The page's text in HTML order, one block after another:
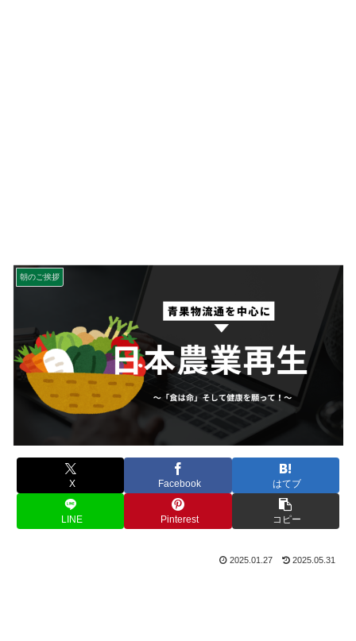
朝のご挨拶
X Facebook はてブ
LINE Pinterest コピー
2025.01.27 2025.05.31